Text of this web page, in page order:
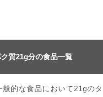
質21g分の食品一覧
般的な食品において21gの